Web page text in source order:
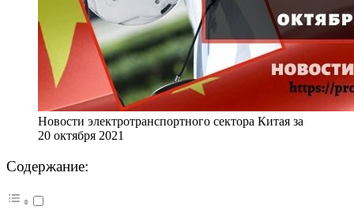
Новости электротранспортного сектора Китая за
20 октября 2021
Содержание: